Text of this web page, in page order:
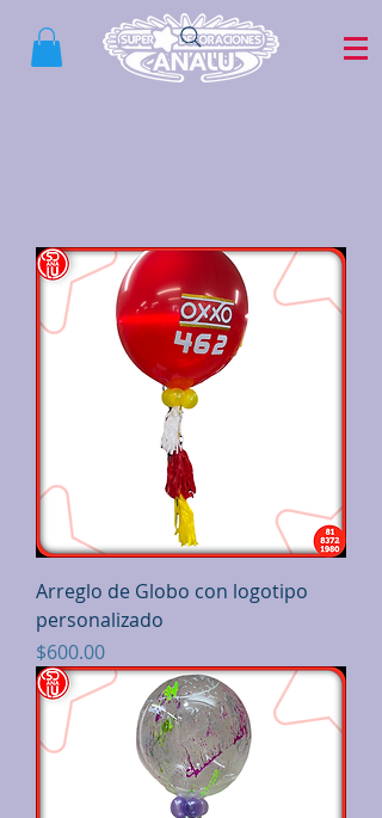
Arreglo de Globo con logotipo
personalizado
Precio
$600.00